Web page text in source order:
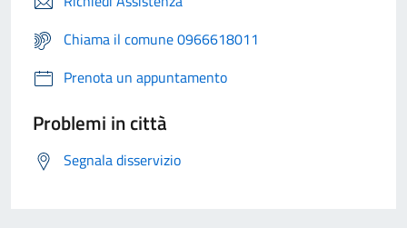
Chiama il comune 0966618011
Prenota un appuntamento
Problemi in città
Segnala disservizio